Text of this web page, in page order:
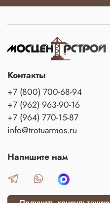
Контакты
+7 (800) 700-68-94
+7 (962) 963-90-16
+7 (964) 770-15-87
info@trotuarmos.ru
Напишите нам